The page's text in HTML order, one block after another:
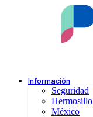
Información
Seguridad
Hermosillo
México